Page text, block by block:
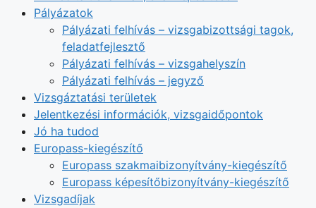
Pályázatok
Pályázati felhívás – vizsgabizottsági tagok,
feladatfejlesztő
Pályázati felhívás – vizsgahelyszín
Pályázati felhívás – jegyző
Vizsgáztatási területek
Jelentkezési információk, vizsgaidőpontok
Jó ha tudod
Europass-kiegészítő
Europass szakmaibizonyítvány-kiegészítő
Europass képesítőbizonyítvány-kiegészítő
Vizsgadíjak